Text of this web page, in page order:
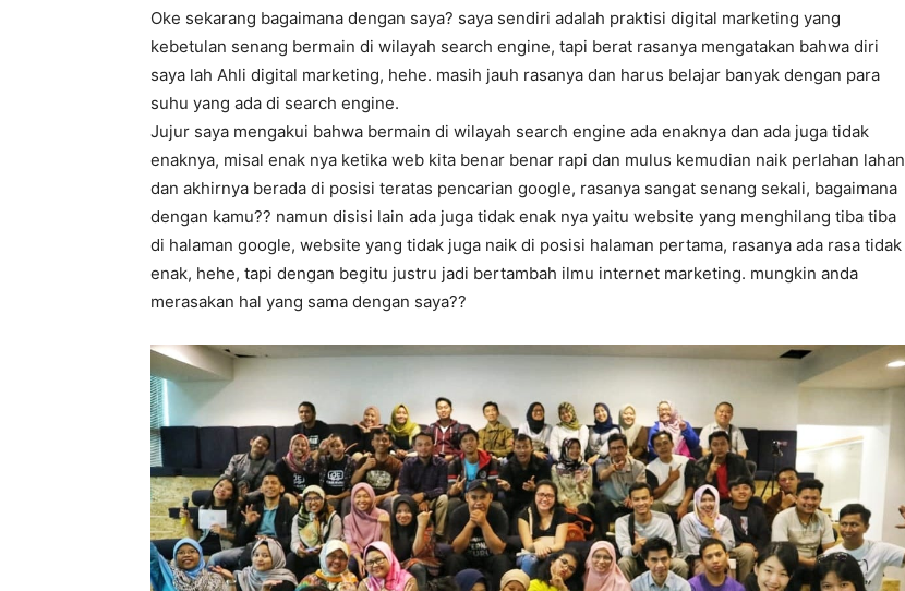
Oke sekarang bagaimana dengan saya? saya sendiri adalah praktisi digital marketing yang
kebetulan senang bermain di wilayah search engine, tapi berat rasanya mengatakan bahwa diri
saya lah Ahli digital marketing, hehe. masih jauh rasanya dan harus belajar banyak dengan para
suhu yang ada di search engine.
Jujur saya mengakui bahwa bermain di wilayah search engine ada enaknya dan ada juga tidak
enaknya, misal enak nya ketika web kita benar benar rapi dan mulus kemudian naik perlahan lahan
dan akhirnya berada di posisi teratas pencarian google, rasanya sangat senang sekali, bagaimana
dengan kamu?? namun disisi lain ada juga tidak enak nya yaitu website yang menghilang tiba tiba
di halaman google, website yang tidak juga naik di posisi halaman pertama, rasanya ada rasa tidak
enak, hehe, tapi dengan begitu justru jadi bertambah ilmu internet marketing. mungkin anda
merasakan hal yang sama dengan saya??